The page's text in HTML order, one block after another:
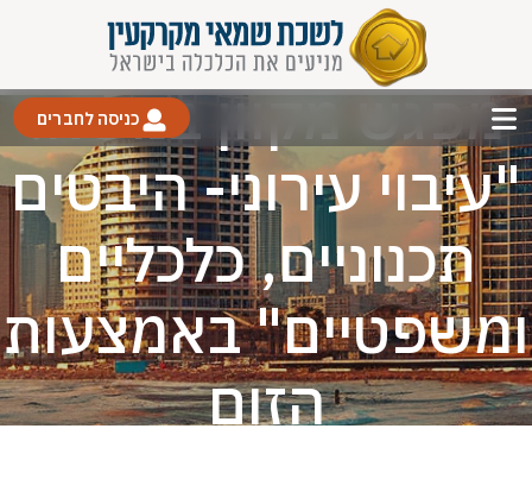
כניסה לחברים
מפגש מקוון בנושא:
"עיבוי עירוני- היבטים
תכנוניים, כלכליים
ומשפטיים" באמצעות
הזום